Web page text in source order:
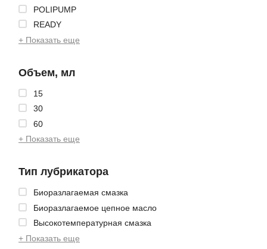
POLIPUMP
READY
+ Показать еще
Объем, мл
15
30
60
+ Показать еще
Тип лубрикатора
Биоразлагаемая смазка
Биоразлагаемое цепное масло
Высокотемпературная смазка
+ Показать еще